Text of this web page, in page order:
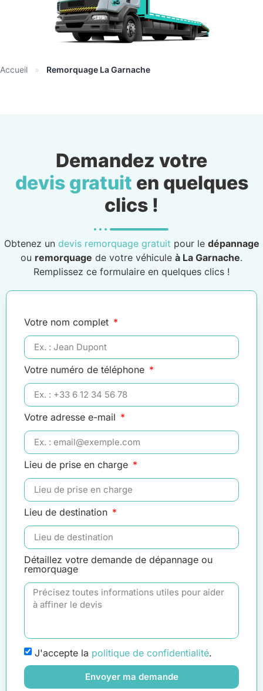
Accueil » Remorquage La Garnache
Demandez votre
devis gratuit en quelques
clics !
Obtenez un devis remorquage gratuit pour le dépannage
ou remorquage de votre véhicule à La Garnache.
Remplissez ce formulaire en quelques clics !
Votre nom complet
Votre numéro de téléphone
Votre adresse e-mail
Lieu de prise en charge
Lieu de destination
Détaillez votre demande de dépannage ou
remorquage
J'accepte la politique de confidentialité.
Envoyer ma demande